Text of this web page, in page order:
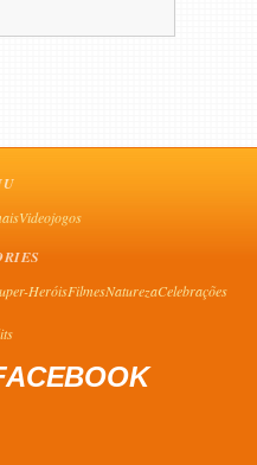
Videojogos
HeróisFilmesNaturezaCelebrações